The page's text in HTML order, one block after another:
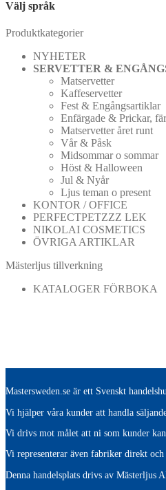
Välj språk
Produktkategorier
NYHETER
SERVETTER &
Matservetter
Kaffeservetter
Fest & Engångsartiklar
Enfärgade & Prickar,
Matservetter året runt
Vår & Påsk
Midsommar o sommar
Höst & Halloween
Jul & Nyår
Ljus teman o present
KONTOR / OFFICE
PERFECTPETZZZ LEK
NIKOLAI COSMETICS
ÖVRIGA ARTIKLAR
Mästerljus tillverkning
KATALOGER FÖRBOKA
Mastersweden.se är ett Svenskt
Vi hjälper våra kunder att handla
Vi drivs mot målet att ni som kunder
Vi representerar även fabriker direkt
Denna handelsplats drivs av Mästerljus